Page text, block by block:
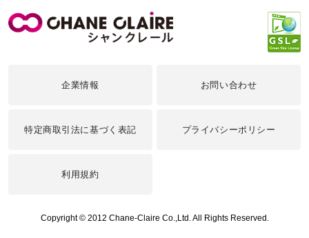
企業情報 お問い合わせ
特定商取引法に基づく表記 プライバシーポリシー
利用規約
Copyright © 2012 Chane-Claire Co.,Ltd. All Rights Reserved.